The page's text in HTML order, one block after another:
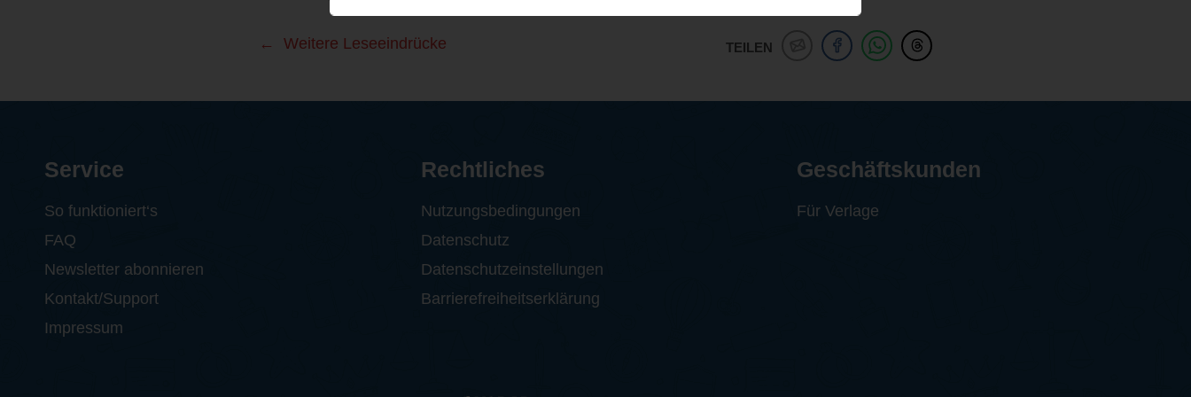
TEILEN
Weitere Leseeindrücke
Service
So funktioniert‘s
FAQ
Newsletter abonnieren
Kontakt/Support
Impressum
Rechtliches
Nutzungsbedingungen
Datenschutz
Datenschutzeinstellungen
Barrierefreiheitserklärung
Geschäftskunden
Für Verlage